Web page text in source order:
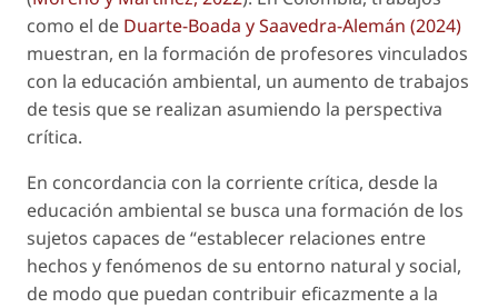
como el de Duarte-Boada y Saavedra-Alemán (2024)
muestran, en la formación de profesores vinculados
con la educación ambiental, un aumento de trabajos
de tesis que se realizan asumiendo la perspectiva
crítica.
En concordancia con la corriente crítica, desde la
educación ambiental se busca una formación de los
sujetos capaces de “establecer relaciones entre
hechos y fenómenos de su entorno natural y social,
de modo que puedan contribuir eficazmente a la